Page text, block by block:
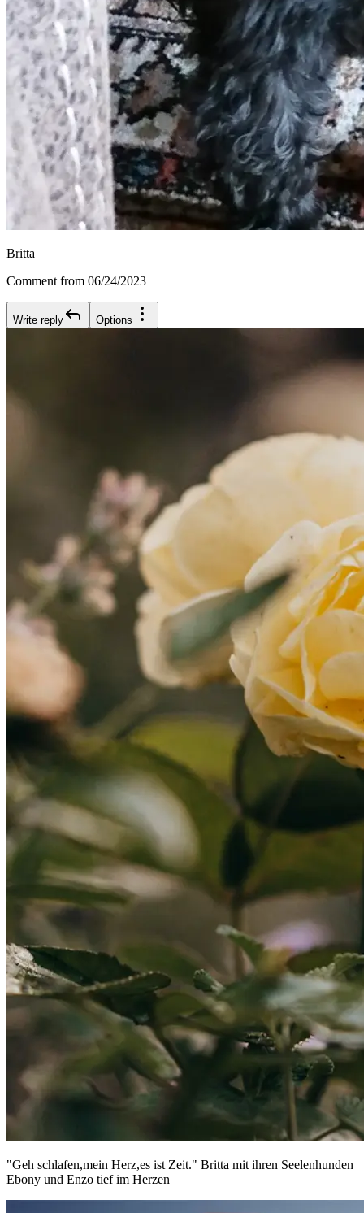
Britta
Comment from 06/24/2023
Write reply Options
"Geh schlafen,mein Herz,es ist Zeit." Britta mit ihren Seelenhunden
Ebony und Enzo tief im Herzen